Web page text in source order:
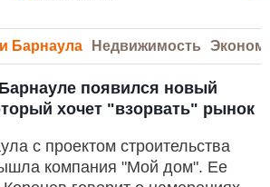
Барнаула Недвижимость
появился новый
хочет "взорвать" рынок
с проектом строительства
компания "Мой дом". Ее